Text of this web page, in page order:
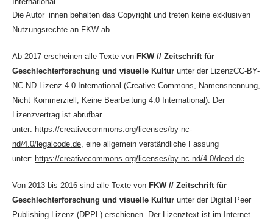
Die Autor_innen behalten das Copyright und treten keine exklusiven
Nutzungsrechte an FKW ab.
Ab 2017 erscheinen alle Texte von FKW // Zeitschrift für
Geschlechterforschung und visuelle Kulturunter der LizenzCC-BY-
NC-ND Lizenz 4.0 International (Creative Commons, Namensnennung,
Nicht Kommerziell, Keine Bearbeitung 4.0 International). Der
Lizenzvertrag ist abrufbar
unter: https://creativecommons.org/licenses/by-nc-
nd/4.0/legalcode.de, eine allgemein verständliche Fassung
unter: https://creativecommons.org/licenses/by-nc-nd/4.0/deed.de
Von 2013 bis 2016 sind alle Texte von FKW // Zeitschrift für
Geschlechterforschung und visuelle Kulturunter der Digital Peer
Publishing Lizenz (DPPL) erschienen. Der Lizenztext ist im Internet